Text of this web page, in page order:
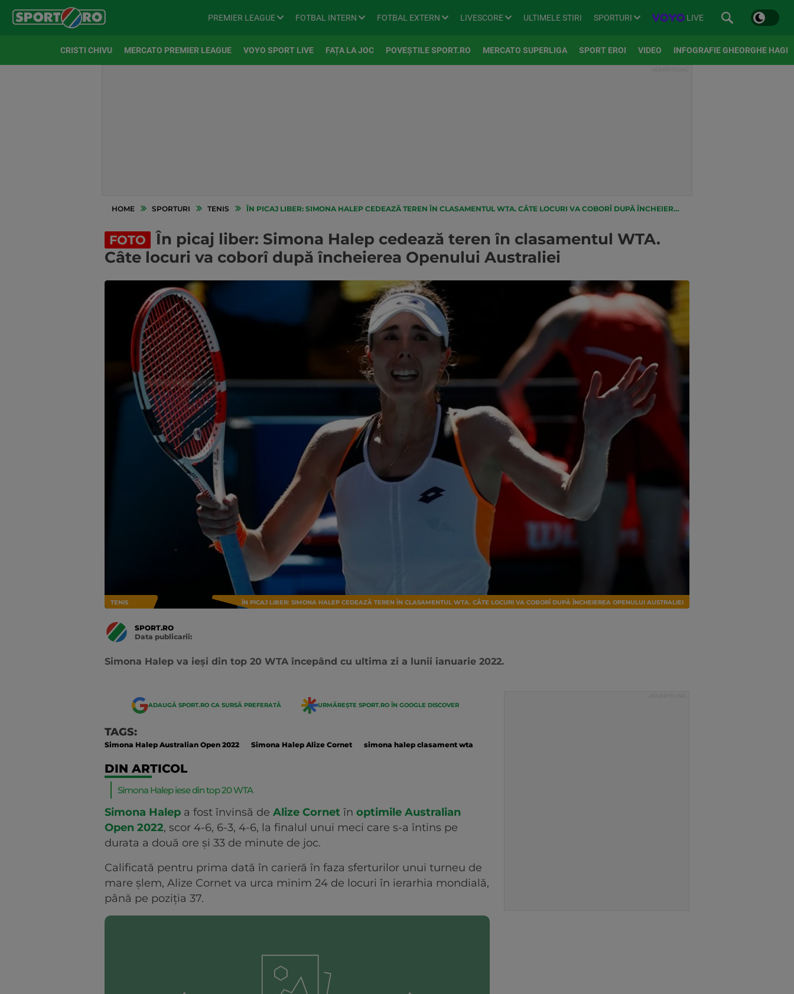
PREMIER LEAGUE FOTBAL INTERN FOTBAL EXTERN LIVESCORE ULTIMELE STIRI SPORTURI LIVE
CRISTI CHIVU MERCATO PREMIER LEAGUE VOYO SPORT LIVE FAȚA LA JOC POVEȘTILE SPORT.RO MERCATO SUPERLIGA SPORT EROI VIDEO INFOGRAFIE GHEORGHE HAGI
HOME SPORTURI TENIS ÎN PICAJ LIBER: SIMONA HALEP CEDEAZĂ TEREN ÎN CLASAMENTUL WTA. CÂTE LOCURI VA COBORÎ DUPĂ ÎNCHEIEREA OPENULUI AUSTRALIEI
FOTO
În picaj liber: Simona Halep cedează teren în clasamentul WTA.
Câte locuri va coborî după încheierea Openului Australiei
TENIS ÎN PICAJ LIBER: SIMONA HALEP CEDEAZĂ TEREN ÎN CLASAMENTUL WTA. CÂTE LOCURI VA COBORÎ DUPĂ ÎNCHEIEREA OPENULUI AUSTRALIEI
SPORT.RO
Data publicarii:
Simona Halep va ieși din top 20 WTA începând cu ultima zi a lunii ianuarie 2022.
ADAUGĂ SPORT.RO CA SURSĂ PREFERATĂ URMĂREȘTE SPORT.RO ÎN GOOGLE DISCOVER
TAGS:
Simona Halep Australian Open 2022 Simona Halep Alize Cornet simona halep clasament wta
DIN ARTICOL
Simona Halep iese din top 20 WTA
Simona Halep a fost învinsă de Alize Cornet în optimile Australian
Open 2022, scor 4-6, 6-3, 4-6, la finalul unui meci care s-a întins pe
durata a două ore și 33 de minute de joc.
Calificată pentru prima dată în carieră în faza sferturilor unui turneu de
mare șlem, Alize Cornet va urca minim 24 de locuri în ierarhia mondială,
până pe poziția 37.